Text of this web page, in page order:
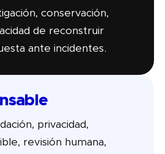
conservación,
de reconstruir
ante incidentes.
privacidad,
revisión humana,